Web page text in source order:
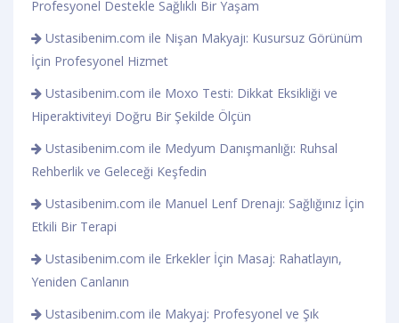
Profesyonel Destekle Sağlıklı Bir Yaşam
Ustasibenim.com ile Nişan Makyajı: Kusursuz Görünüm
İçin Profesyonel Hizmet
Ustasibenim.com ile Moxo Testi: Dikkat Eksikliği ve
Hiperaktiviteyi Doğru Bir Şekilde Ölçün
Ustasibenim.com ile Medyum Danışmanlığı: Ruhsal
Rehberlik ve Geleceği Keşfedin
Ustasibenim.com ile Manuel Lenf Drenajı: Sağlığınız İçin
Etkili Bir Terapi
Ustasibenim.com ile Erkekler İçin Masaj: Rahatlayın,
Yeniden Canlanın
Ustasibenim.com ile Makyaj: Profesyonel ve Şık